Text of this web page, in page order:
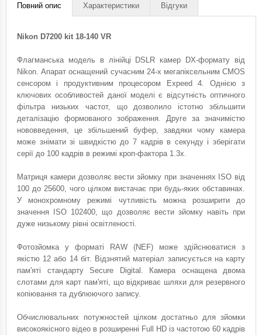
Повний опис Характеристики Відгуки
Nikon D7200 kit 18-140 VR
Флагманська модель в лінійці DSLR камер DX-формату від
Nikon. Апарат оснащений сучасним 24-х мегапіксельним CMOS
сенсором і продуктивним процесором Expeed 4. Однією з
ключових особливостей даної моделі є відсутність оптичного
фільтра низьких частот, що дозволило істотно збільшити
деталізацію формованого зображення. Друге за значимістю
нововведення, це збільшений буфер, завдяки чому камера
може знімати зі швидкістю до 7 кадрів в секунду і зберігати
серії до 100 кадрів в режимі кроп-фактора 1.3х.
Матриця камери дозволяє вести зйомку при значеннях ISO від
100 до 25600, чого цілком вистачає при будь-яких обставинах.
У монохромному режимі чутливість можна розширити до
значення ISO 102400, що дозволяє вести зйомку навіть при
дуже низькому рівні освітленості.
Фотозйомка у форматі RAW (NEF) може здійснюватися з
якістю 12 або 14 біт. Відзнятий матеріал записується на карту
пам'яті стандарту Secure Digital. Камера оснащена двома
слотами для карт пам'яті, що відкриває шляхи для резервного
копіювання та дублюючого запису.
Обчислювальних потужностей цілком достатньо для зйомки
високоякісного відео в розширенні Full HD із частотою 60 кадрів